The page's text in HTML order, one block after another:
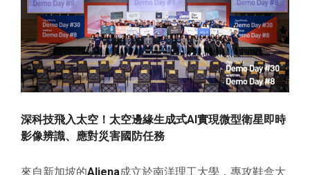
深科技飛入太空！太空邊緣生成式AI實現微型衛星即時
影像辨識、應對災害國防任務
來自新加坡的Aliena成立於南洋理工大學，專攻鞋盒大